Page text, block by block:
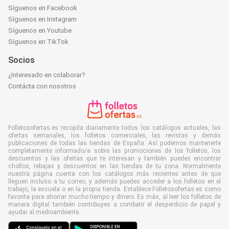
Síguenos en Facebook
Síguenos en Instagram
Síguenos en Youtube
Síguenos en TikTok
Socios
¿Interesado en colaborar?
Contácta con nosotros
Folletosofertas.es recopila diariamente todos los catálogos actuales, las
ofertas semanales, los folletos comerciales, las revistas y demás
publicaciones de todas las tiendas de España. Así podemos mantenerte
completamente informado/a sobre las promociones de los folletos, los
descuentos y las ofertas que te interesan y también puedes encontrar
chollos, rebajas y descuentos en las tiendas de tu zona. Normalmente
nuestra página cuenta con los catálogos más recientes antes de que
lleguen incluso a tu correo, y además puedes acceder a los folletos en el
trabajo, la escuela o en la propia tienda. Establece Folletosofertas.es como
favorita para ahorrar mucho tiempo y dinero. Es más, al leer los folletos de
manera digital también contribuyes a combatir el desperdicio de papel y
ayudar al medioambiente.